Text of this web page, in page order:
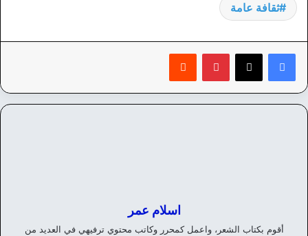
ثقافة عامة
بينتيريست
اسلام عمر
أقوم بكتاب الشعر، واعمل كمحرر وكاتب محتوي ترفيهي في العديد من